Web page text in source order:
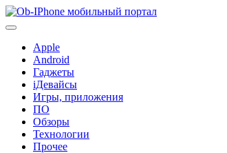
Перейти
к
Apple
Android
Гаджеты
iДевайсы
Игры, приложения
ПО
Обзоры
Технологии
Прочее